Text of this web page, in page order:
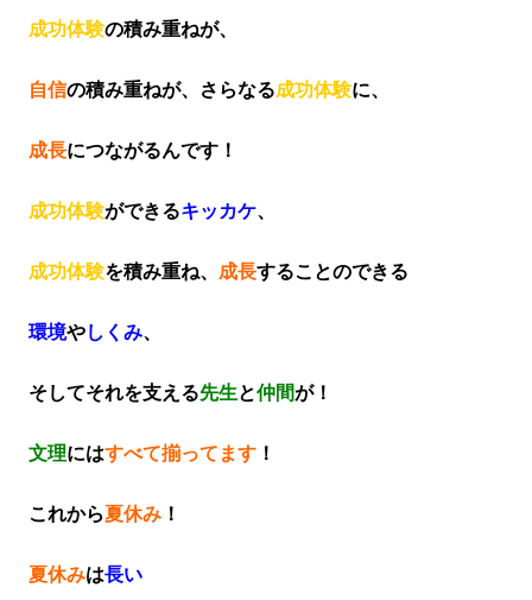
成功体験の積み重ねが、
自信の積み重ねが、さらなる成功体験に、
成長につながるんです！
成功体験ができるキッカケ、
成功体験を積み重ね、 成長することのできる
環境やしくみ、
そしてそれを支える先生と仲間が！
文理にはすべて揃ってます ！
これから夏休み ！
夏休みは長い